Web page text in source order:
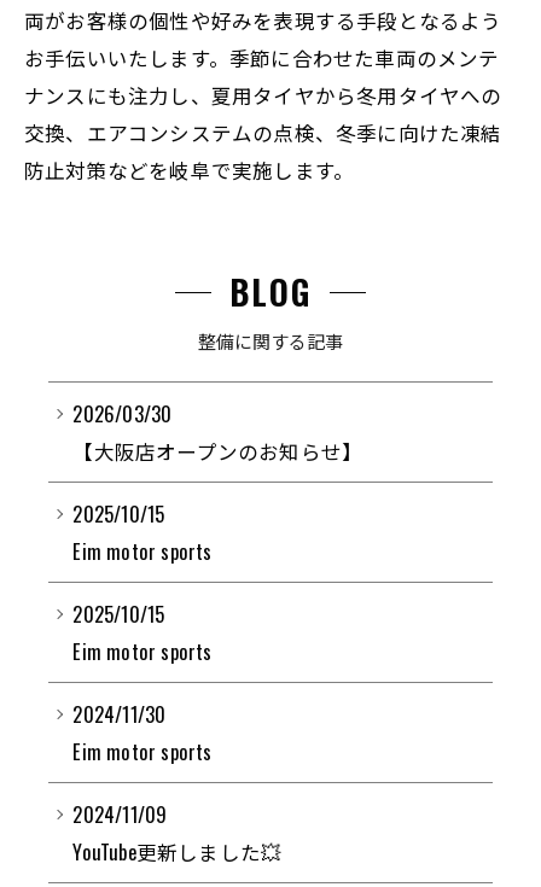
両がお客様の個性や好みを表現する手段となるよう
お手伝いいたします。季節に合わせた車両のメンテ
ナンスにも注力し、夏用タイヤから冬用タイヤへの
交換、エアコンシステムの点検、冬季に向けた凍結
防止対策などを岐阜で実施します。
整備に関する記事
BLOG
2026/03/30
【大阪店オープンのお知らせ】
2025/10/15
Eim motor sports
2025/10/15
Eim motor sports
2024/11/30
Eim motor sports
2024/11/09
YouTube更新しました💥